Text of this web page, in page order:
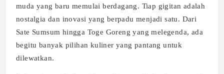
muda yang baru memulai berdagang. Tiap gigitan adalah
nostalgia dan inovasi yang berpadu menjadi satu. Dari
Sate Sumsum hingga Toge Goreng yang melegenda, ada
begitu banyak pilihan kuliner yang pantang untuk
dilewatkan.